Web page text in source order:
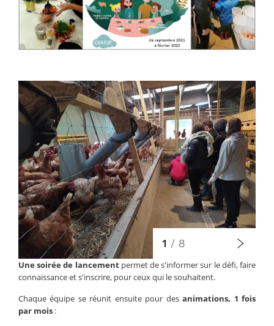
1 / 8
Une soirée de lancementpermet de s'informer sur le défi, faire
connaissance et s'inscrire, pour ceux qui le souhaitent.
Chaque équipe se réunit ensuite pour des animations, 1 fois
par mois :